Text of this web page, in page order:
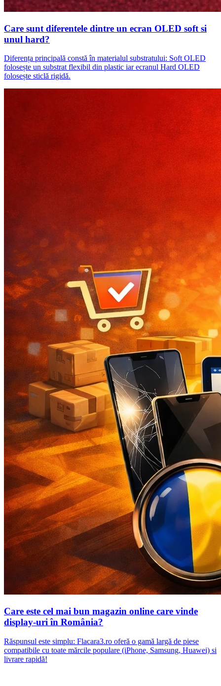
Care sunt diferentele dintre un ecran OLED soft si
unul hard?
Diferența principală constă în materialul substratului: Soft OLED
folosește un substrat flexibil din plastic iar ecranul Hard OLED
folosește sticlă rigidă.
Care este cel mai bun magazin online care vinde
display-uri în România?
Răspunsul este simplu: Flacara3.ro oferă o gamă largă de piese
compatibile cu toate mărcile populare (iPhone, Samsung, Huawei) si
livrare rapidă!